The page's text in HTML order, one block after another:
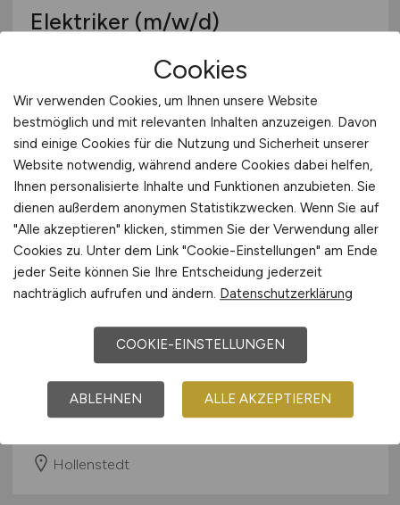
Elektriker (m/w/d)
Raff Sanitär GmbH
gestern
Stuttgart
Anlagenmechaniker SHK
(m/w/d)
Buse GmbH Heizung-Lüftung- Sanitär
Hollenstedt
Cookies
Wir verwenden Cookies, um Ihnen unsere Website
bestmöglich und mit relevanten Inhalten anzuzeigen. Davon
sind einige Cookies für die Nutzung und Sicherheit unserer
Website notwendig, während andere Cookies dabei helfen,
Ihnen personalisierte Inhalte und Funktionen anzubieten. Sie
dienen außerdem anonymen Statistikzwecken. Wenn Sie auf
"Alle akzeptieren" klicken, stimmen Sie der Verwendung aller
Cookies zu. Unter dem Link "Cookie-Einstellungen" am Ende
jeder Seite können Sie Ihre Entscheidung jederzeit
nachträglich aufrufen und ändern. Datenschutzerklärung
COOKIE-EINSTELLUNGEN
ABLEHNEN ALLE AKZEPTIEREN